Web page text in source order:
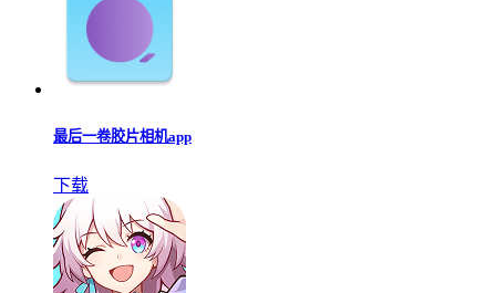
最后一卷胶片相机app
下载